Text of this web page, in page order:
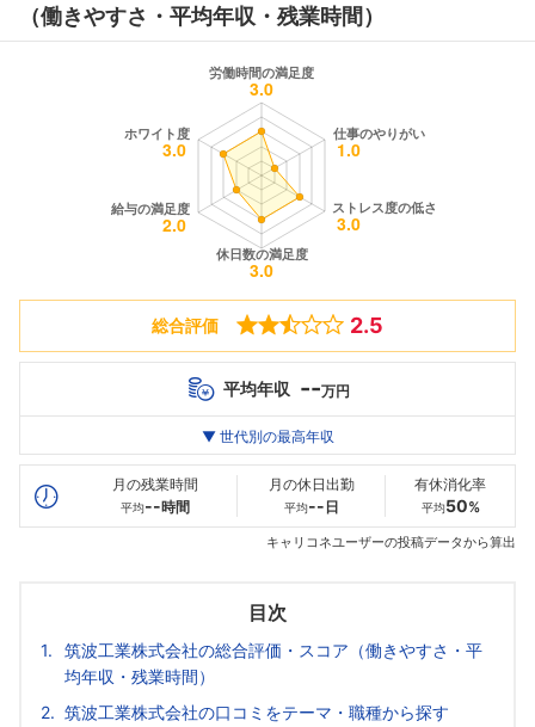
（働きやすさ・平均年収・残業時間）
総合評価 2.5
平均年収 --万円
最高年収
20代
--万
30代
--万
--万
▼ 世代別の最高年収
月の残業時間
平均--時間
月の休日出勤
平均-- 日
有休消化率
平均50%
キャリコネユーザーの投稿データから算出
目次
筑波工業株式会社の総合評価・スコア（働きやすさ・平
均年収・残業時間）
筑波工業株式会社の口コミをテーマ・職種から探す